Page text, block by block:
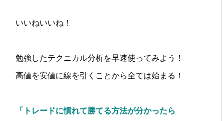
いいねいいね！
勉強したテクニカル分析を早速使ってみよう！
高値を安値に線を引くことから全ては始まる！
「トレードに慣れて勝てる方法が分かったら